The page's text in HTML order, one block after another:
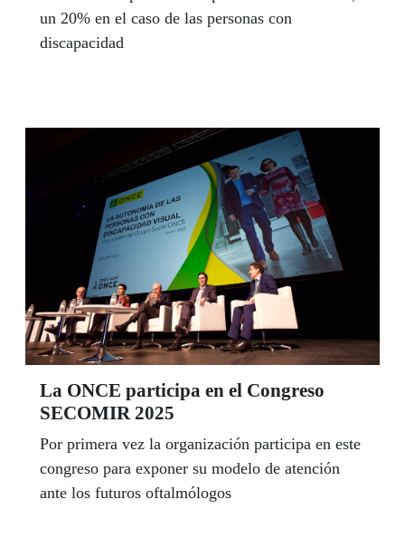
un 20% en el caso de las personas con
discapacidad
La ONCE participa en el Congreso
SECOMIR 2025
Por primera vez la organización participa en este
congreso para exponer su modelo de atención
ante los futuros oftalmólogos